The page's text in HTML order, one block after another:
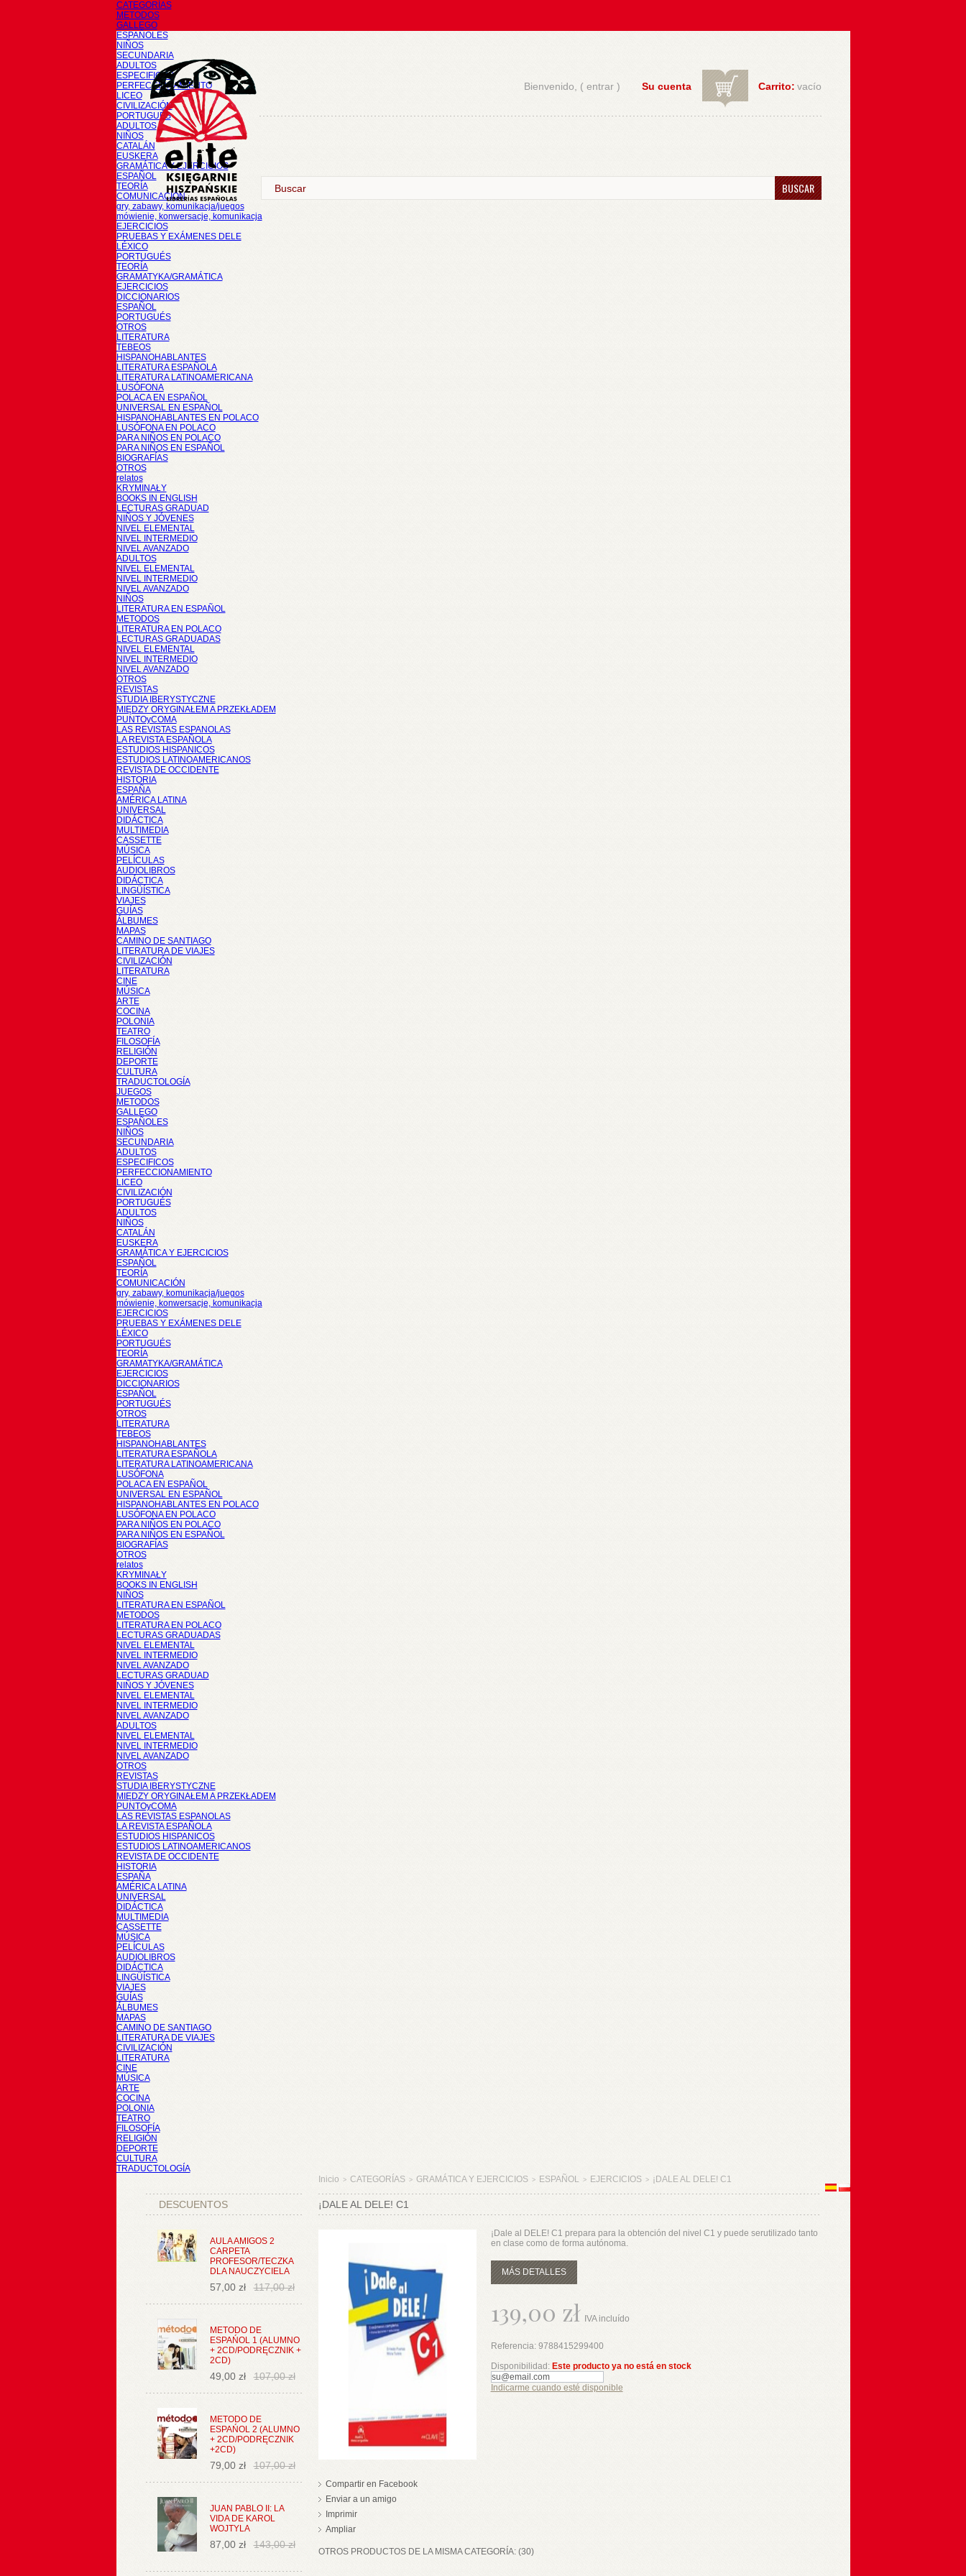
CATEGORÍAS
METODOS
GALLEGO
ESPAÑOLES
NIÑOS
SECUNDARIA
ADULTOS
ESPECIFICOS
PERFECCIONAMIENTO
LICEO
CIVILIZACIÓN
PORTUGUÉS
ADULTOS
NIÑOS
CATALÁN
EUSKERA
GRAMÁTICA Y EJERCICIOS
ESPAÑOL
TEORÍA
COMUNICACIÓN
gry, zabawy, komunikacja/juegos
mówienie, konwersacje, komunikacja
EJERCICIOS
PRUEBAS Y EXÁMENES DELE
LÉXICO
PORTUGUÉS
TEORÍA
GRAMATYKA/GRAMÁTICA
EJERCICIOS
DICCIONARIOS
ESPAÑOL
PORTUGUÉS
OTROS
LITERATURA
TEBEOS
HISPANOHABLANTES
LITERATURA ESPAÑOLA
LITERATURA LATINOAMERICANA
LUSÓFONA
POLACA EN ESPAÑOL
UNIVERSAL EN ESPAÑOL
HISPANOHABLANTES EN POLACO
LUSÓFONA EN POLACO
PARA NIÑOS EN POLACO
PARA NIÑOS EN ESPAÑOL
BIOGRAFÍAS
OTROS
relatos
KRYMINAŁY
BOOKS IN ENGLISH
LECTURAS GRADUAD
NIÑOS Y JÓVENES
NIVEL ELEMENTAL
NIVEL INTERMEDIO
NIVEL AVANZADO
ADULTOS
NIVEL ELEMENTAL
NIVEL INTERMEDIO
NIVEL AVANZADO
NIÑOS
LITERATURA EN ESPAÑOL
METODOS
LITERATURA EN POLACO
LECTURAS GRADUADAS
NIVEL ELEMENTAL
NIVEL INTERMEDIO
NIVEL AVANZADO
OTROS
REVISTAS
STUDIA IBERYSTYCZNE
MIĘDZY ORYGINAŁEM A PRZEKŁADEM
PUNTOyCOMA
LAS REVISTAS ESPANOLAS
LA REVISTA ESPAÑOLA
ESTUDIOS HISPANICOS
ESTUDIOS LATINOAMERICANOS
REVISTA DE OCCIDENTE
HISTORIA
ESPAÑA
AMÉRICA LATINA
UNIVERSAL
DIDÁCTICA
MULTIMEDIA
CASSETTE
MÚSICA
PELÍCULAS
AUDIOLIBROS
DIDÁCTICA
LINGÜÍSTICA
VIAJES
GUÍAS
ÁLBUMES
MAPAS
CAMINO DE SANTIAGO
LITERATURA DE VIAJES
CIVILIZACIÓN
LITERATURA
CINE
MÚSICA
ARTE
COCINA
POLONIA
TEATRO
FILOSOFÍA
RELIGIÓN
DEPORTE
CULTURA
TRADUCTOLOGÍA
JUEGOS
METODOS
GALLEGO
ESPAÑOLES
NIÑOS
SECUNDARIA
ADULTOS
ESPECIFICOS
PERFECCIONAMIENTO
LICEO
CIVILIZACIÓN
PORTUGUÉS
ADULTOS
NIÑOS
CATALÁN
EUSKERA
GRAMÁTICA Y EJERCICIOS
ESPAÑOL
TEORÍA
COMUNICACIÓN
gry, zabawy, komunikacja/juegos
mówienie, konwersacje, komunikacja
EJERCICIOS
PRUEBAS Y EXÁMENES DELE
LÉXICO
PORTUGUÉS
TEORÍA
GRAMATYKA/GRAMÁTICA
EJERCICIOS
DICCIONARIOS
ESPAÑOL
PORTUGUÉS
OTROS
LITERATURA
TEBEOS
HISPANOHABLANTES
LITERATURA ESPAÑOLA
LITERATURA LATINOAMERICANA
LUSÓFONA
POLACA EN ESPAÑOL
UNIVERSAL EN ESPAÑOL
HISPANOHABLANTES EN POLACO
LUSÓFONA EN POLACO
PARA NIÑOS EN POLACO
PARA NIÑOS EN ESPAÑOL
BIOGRAFÍAS
OTROS
relatos
KRYMINAŁY
BOOKS IN ENGLISH
NIÑOS
LITERATURA EN ESPAÑOL
METODOS
LITERATURA EN POLACO
LECTURAS GRADUADAS
NIVEL ELEMENTAL
NIVEL INTERMEDIO
NIVEL AVANZADO
LECTURAS GRADUAD
NIÑOS Y JÓVENES
NIVEL ELEMENTAL
NIVEL INTERMEDIO
NIVEL AVANZADO
ADULTOS
NIVEL ELEMENTAL
NIVEL INTERMEDIO
NIVEL AVANZADO
OTROS
REVISTAS
STUDIA IBERYSTYCZNE
MIĘDZY ORYGINAŁEM A PRZEKŁADEM
PUNTOyCOMA
LAS REVISTAS ESPANOLAS
LA REVISTA ESPAÑOLA
ESTUDIOS HISPANICOS
ESTUDIOS LATINOAMERICANOS
REVISTA DE OCCIDENTE
HISTORIA
ESPAÑA
AMÉRICA LATINA
UNIVERSAL
DIDÁCTICA
MULTIMEDIA
CASSETTE
MÚSICA
PELÍCULAS
AUDIOLIBROS
DIDÁCTICA
LINGÜÍSTICA
VIAJES
GUÍAS
ÁLBUMES
MAPAS
CAMINO DE SANTIAGO
LITERATURA DE VIAJES
CIVILIZACIÓN
LITERATURA
CINE
MÚSICA
ARTE
COCINA
POLONIA
TEATRO
FILOSOFÍA
RELIGIÓN
DEPORTE
CULTURA
TRADUCTOLOGÍA
Carrito: vacío
Su cuenta
Bienvenido, ( entrar)
BUSCAR
DESCUENTOS
AULA AMIGOS 2
CARPETA
PROFESOR/TECZKA
DLA NAUCZYCIELA
57,00 zł 117,00 zł
METODO DE
ESPAŃOL 1 (ALUMNO
+ 2CD/PODRĘCZNIK +
2CD)
49,00 zł 107,00 zł
METODO DE
ESPAŃOL 2 (ALUMNO
+ 2CD/PODRĘCZNIK
+2CD)
79,00 zł 107,00 zł
JUAN PABLO II: LA
VIDA DE KAROL
WOJTYLA
87,00 zł 143,00 zł
Inicio > CATEGORÍAS > GRAMÁTICA Y EJERCICIOS > ESPAÑOL > EJERCICIOS > ¡DALE AL DELE! C1
¡DALE AL DELE! C1
Compartir en Facebook
Enviar a un amigo
Imprimir
Ampliar
¡Dale al DELE! C1 prepara para la obtención del nivel C1 y puede serutilizado tanto
en clase como de forma autónoma.
MÁS DETALLES
139,00 zł IVA incluído
Referencia: 9788415299400
Disponibilidad: Este producto ya no está en stock
Indicarme cuando esté disponible
OTROS PRODUCTOS DE LA MISMA CATEGORÍA: (30)